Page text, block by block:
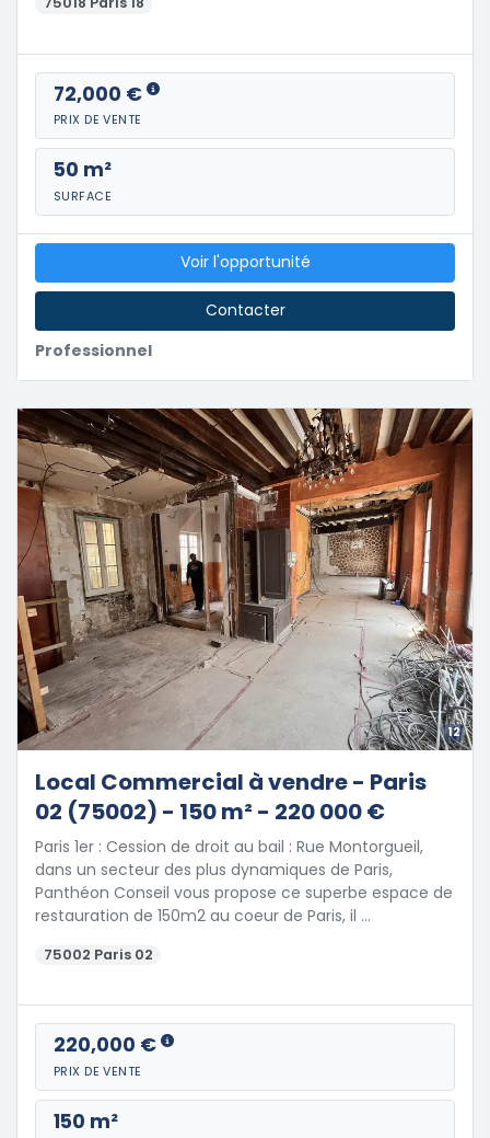
72,000 €
PRIX DE VENTE
50 m²
SURFACE
Professionnel
Voir l'opportunité
Contacter
12
Local Commercial à vendre - Paris
02 (75002) - 150 m² - 220 000 €
Paris 1er : Cession de droit au bail : Rue Montorgueil,
dans un secteur des plus dynamiques de Paris,
Panthéon Conseil vous propose ce superbe espace de
restauration de 150m2 au coeur de Paris, il …
75002 Paris 02
220,000 €
PRIX DE VENTE
150 m²